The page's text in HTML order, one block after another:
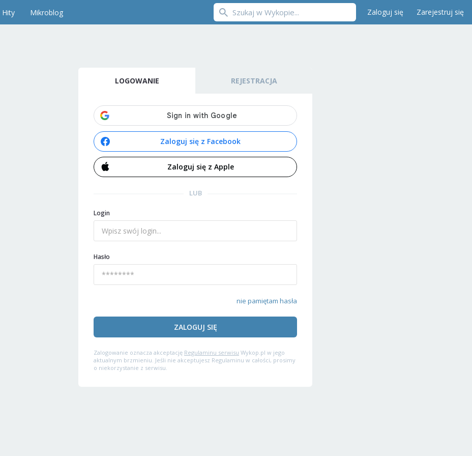
Hity Mikroblog Zaloguj się Zarejestruj się
LOGOWANIE REJESTRACJA
Zaloguj się z Facebook
Zaloguj się z Apple
LUB
Login
Hasło
nie pamiętam hasła
ZALOGUJ SIĘ
Zalogowanie oznacza akceptację Regulaminu serwisu Wykop.pl w jego
aktualnym brzmieniu. Jeśli nie akceptujesz Regulaminu w całości, prosimy
o niekorzystanie z serwisu.